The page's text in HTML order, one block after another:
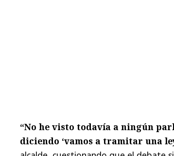
“No he visto todavía a ningún
diciendo ‘vamos a tramitar una